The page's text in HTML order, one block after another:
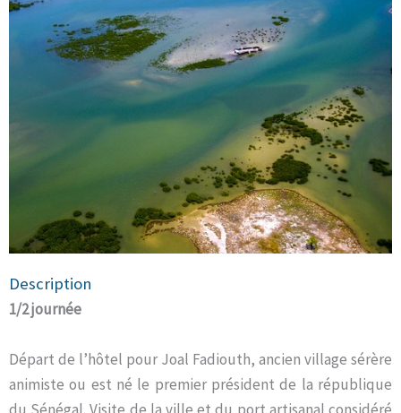
Description
1/2 journée
Départ de l’hôtel pour Joal Fadiouth, ancien village sérère
animiste ou est né le premier président de la république